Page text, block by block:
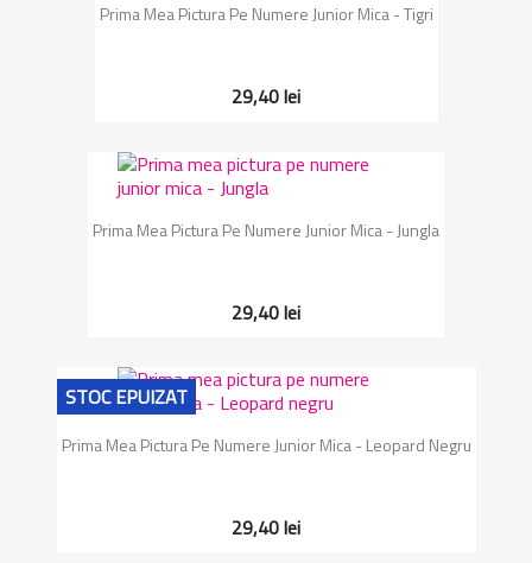
Prima Mea Pictura Pe Numere Junior Mica - Tigri
29,40 lei
Prima Mea Pictura Pe Numere Junior Mica - Jungla
29,40 lei
Prima Mea Pictura Pe Numere Junior Mica - Leopard Negru
29,40 lei
STOC EPUIZAT